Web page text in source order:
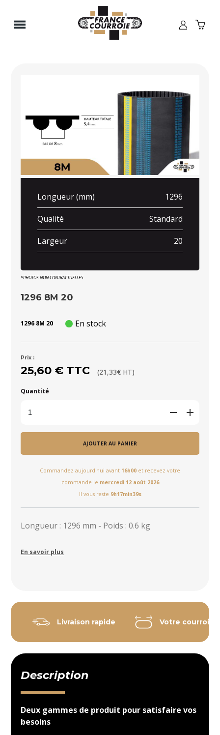
Longueur (mm) 1296
Qualité Standard
Largeur 20
*PHOTOS NON CONTRACTUELLES
1296 8M 20
1296 8M 20 En stock
Prix :
25,60 € TTC (21,33€ HT)
Quantité
AJOUTER AU PANIER
Commandez aujourd'hui avant 16h00 et recevez votre
commande le mercredi 12 août 2026
Il vous reste 9h17min38s
Longueur : 1296 mm - Poids : 0.6 kg
En savoir plus
Livraison rapide Votre courroie
Description
Deux gammes de produit pour satisfaire vos
besoins
Panneau de gestion des cookies